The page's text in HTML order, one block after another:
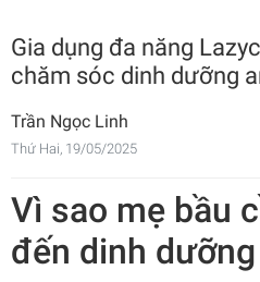
Gia dụng đa năng
chăm sóc dinh dưỡng
Trần Ngọc Linh
Thứ Hai, 19/05/2025
Vì sao mẹ bầu
đến dinh